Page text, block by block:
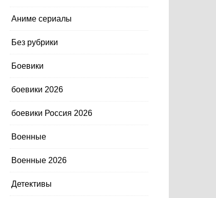
Аниме сериалы
Без рубрики
Боевики
боевики 2026
боевики Россия 2026
Военные
Военные 2026
Детективы